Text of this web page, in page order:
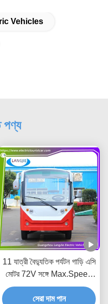
Vehicles
পণ্য
11 যাত্রী বৈদ্যুতিক পর্যটন গাড়ি এসি
মোটর 72V সঙ্গে Max.Speed
30km/H জন্য হোটেল
সেরা দাম পান